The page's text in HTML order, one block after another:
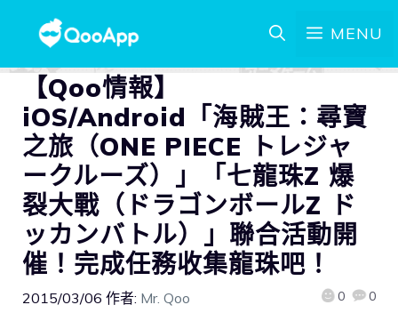
MENU
【Qoo情報】
iOS/Android「海賊王：尋寶
之旅（ONE PIECE トレジャ
ークルーズ）」「七龍珠Z 爆
裂大戰（ドラゴンボールZ ド
ッカンバトル）」聯合活動開
催！完成任務收集龍珠吧！
2015/03/06 作者: Mr. Qoo 0 0